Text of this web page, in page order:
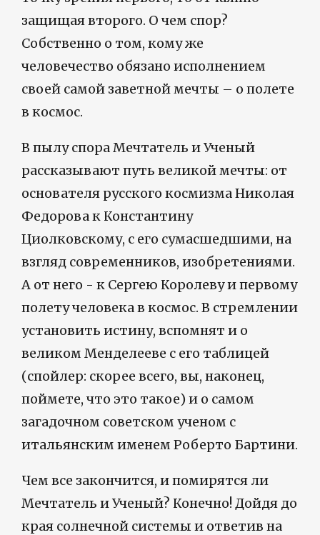
защищая второго. О чем спор?
Собственно о том, кому же
человечество обязано исполнением
своей самой заветной мечты – о полете
в космос.
В пылу спора Мечтатель и Ученый
рассказывают путь великой мечты: от
основателя русского космизма Николая
Федорова к Константину
Циолковскому, с его сумасшедшими, на
взгляд современников, изобретениями.
А от него - к Сергею Королеву и первому
полету человека в космос. В стремлении
установить истину, вспомнят и о
великом Менделееве с его таблицей
(спойлер: скорее всего, вы, наконец,
поймете, что это такое) и о самом
загадочном советском ученом с
итальянским именем Роберто Бартини.
Чем все закончится, и помирятся ли
Мечтатель и Ученый? Конечно! Дойдя до
края солнечной системы и ответив на